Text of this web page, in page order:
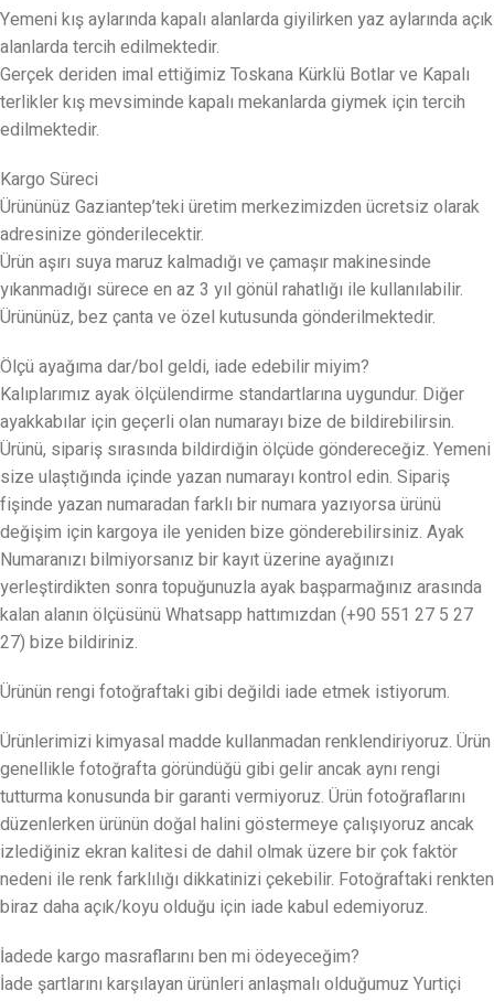
Yemeni kış aylarında kapalı alanlarda giyilirken yaz aylarında açık
alanlarda tercih edilmektedir.
Gerçek deriden imal ettiğimiz Toskana Kürklü Botlar ve Kapalı
terlikler kış mevsiminde kapalı mekanlarda giymek için tercih
edilmektedir.
Kargo Süreci
Ürününüz Gaziantep’teki üretim merkezimizden ücretsiz olarak
adresinize gönderilecektir.
Ürün aşırı suya maruz kalmadığı ve çamaşır makinesinde
yıkanmadığı sürece en az 3 yıl gönül rahatlığı ile kullanılabilir.
Ürününüz, bez çanta ve özel kutusunda gönderilmektedir.
Ölçü ayağıma dar/bol geldi, iade edebilir miyim?
Kalıplarımız ayak ölçülendirme standartlarına uygundur. Diğer
ayakkabılar için geçerli olan numarayı bize de bildirebilirsin.
Ürünü, sipariş sırasında bildirdiğin ölçüde göndereceğiz. Yemeni
size ulaştığında içinde yazan numarayı kontrol edin. Sipariş
fişinde yazan numaradan farklı bir numara yazıyorsa ürünü
değişim için kargoya ile yeniden bize gönderebilirsiniz. Ayak
Numaranızı bilmiyorsanız bir kayıt üzerine ayağınızı
yerleştirdikten sonra topuğunuzla ayak başparmağınız arasında
kalan alanın ölçüsünü Whatsapp hattımızdan (+90 551 27 5 27
27) bize bildiriniz.
Ürünün rengi fotoğraftaki gibi değildi iade etmek istiyorum.
Ürünlerimizi kimyasal madde kullanmadan renklendiriyoruz. Ürün
genellikle fotoğrafta göründüğü gibi gelir ancak aynı rengi
tutturma konusunda bir garanti vermiyoruz. Ürün fotoğraflarını
düzenlerken ürünün doğal halini göstermeye çalışıyoruz ancak
izlediğiniz ekran kalitesi de dahil olmak üzere bir çok faktör
nedeni ile renk farklılığı dikkatinizi çekebilir. Fotoğraftaki renkten
biraz daha açık/koyu olduğu için iade kabul edemiyoruz.
İadede kargo masraflarını ben mi ödeyeceğim?
İade şartlarını karşılayan ürünleri anlaşmalı olduğumuz Yurtiçi